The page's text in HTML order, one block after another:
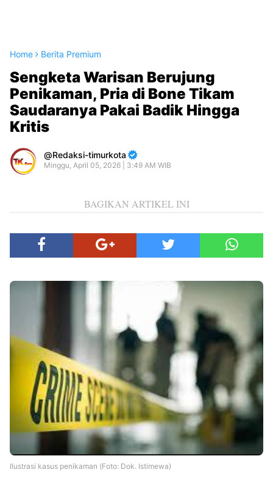
Home Berita Premium
Sengketa Warisan Berujung
Penikaman, Pria di Bone Tikam
Saudaranya Pakai Badik Hingga
Kritis
Redaksi-timurkota
Minggu, April 05, 2026 | 3:49 AM WIB
BAGIKAN ARTIKEL INI
Ilustrasi kasus penikaman (Foto: Dok. Istimewa)